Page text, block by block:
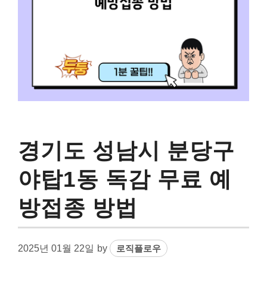
경기도 성남시 분당구
야탑1동 독감 무료 예
방접종 방법
2025년 01월 22일 by 로직플로우